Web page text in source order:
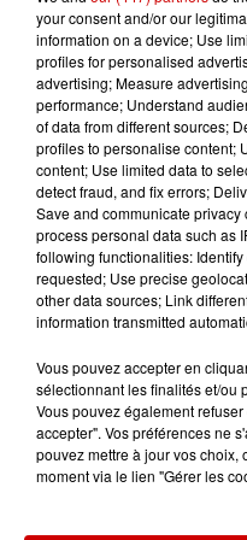
Podcasts
Kelly
Born
your consent and/or our
information on a device; Use
profiles for personalised
advertising; Measure
performance; Understand
of data from different sources;
profiles to personalise content;
content; Use limited data to
detect fraud, and fix errors;
Save and communicate
process personal data such as
following functionalities:
requested; Use precise
other data sources; Link
information transmitted
Vous pouvez accepter en
sélectionnant les finalités et/ou
Vous pouvez également
accepter". Vos préférences ne
pouvez mettre à jour vos choix,
moment via le lien "Gérer les